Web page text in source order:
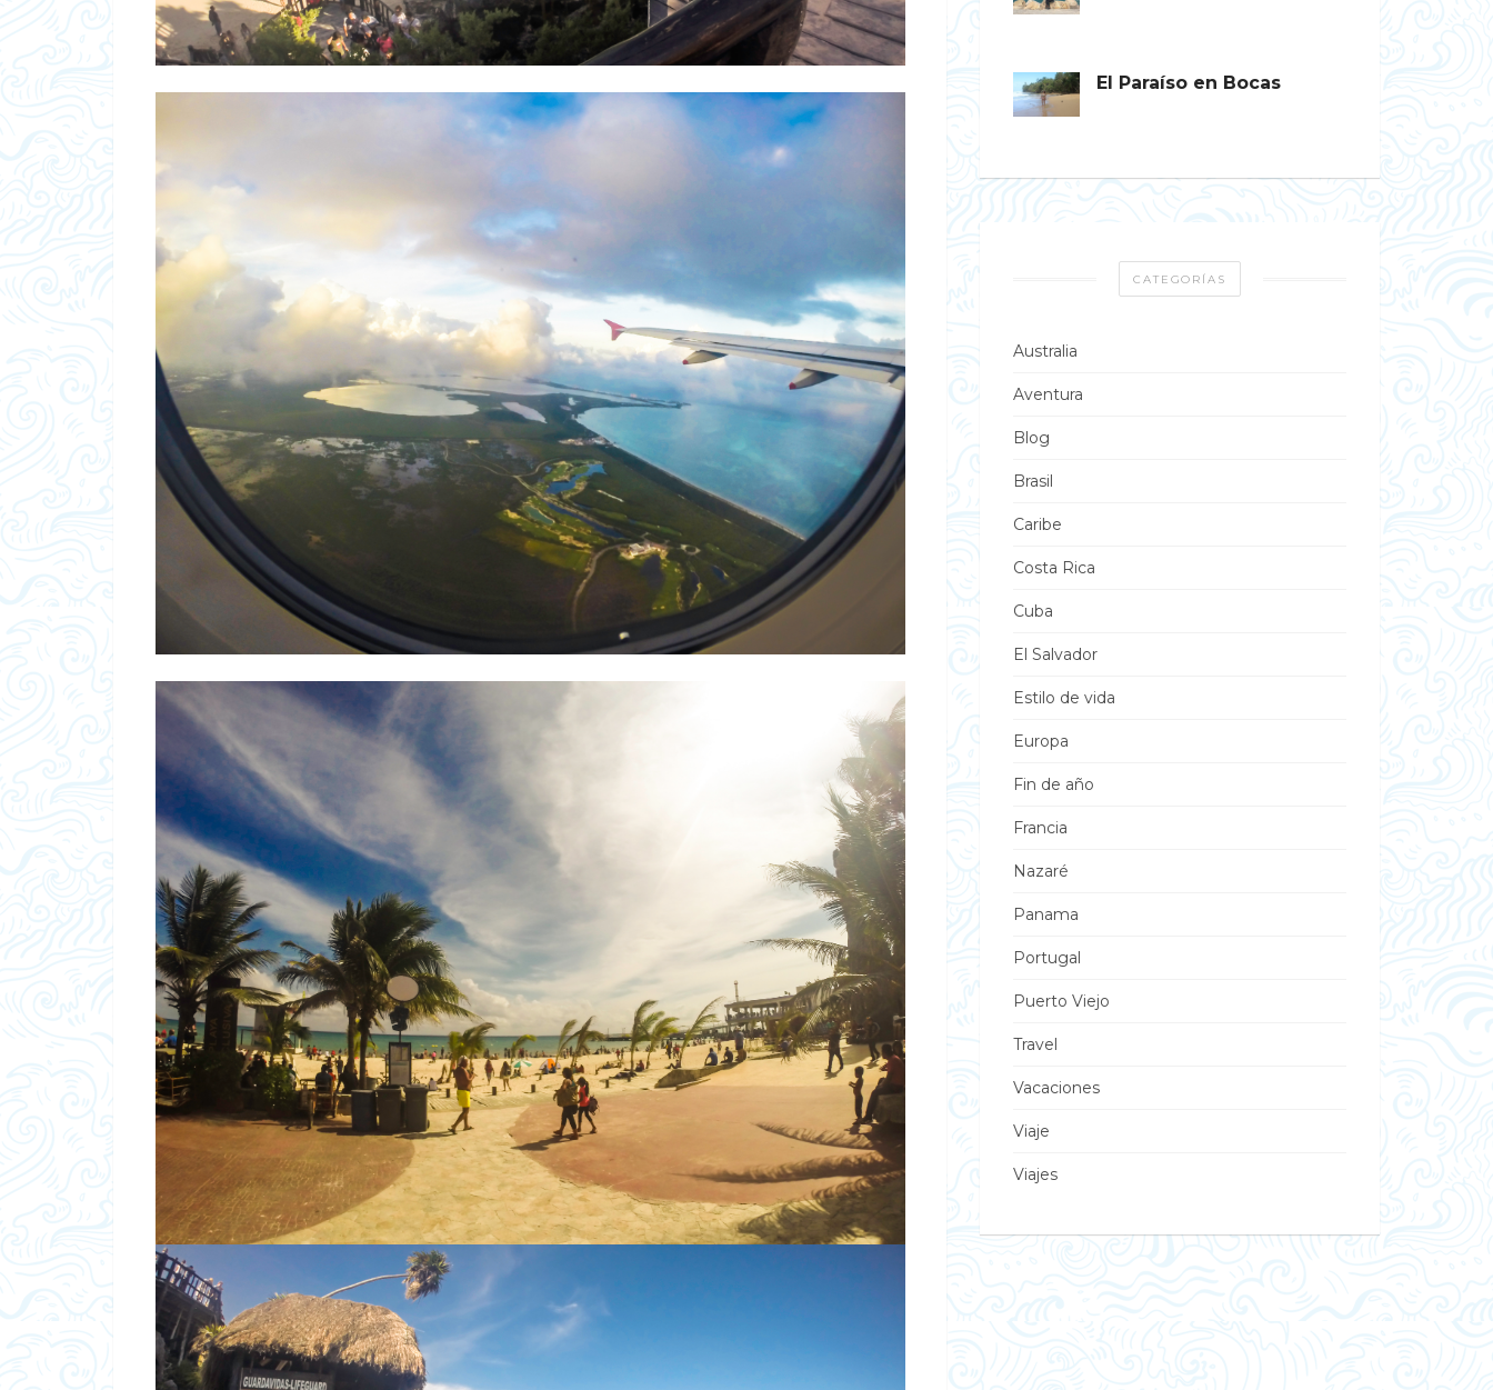
El Paraíso en Bocas
CATEGORÍAS
Australia
Aventura
Blog
Brasil
Caribe
Costa Rica
Cuba
El Salvador
Estilo de vida
Europa
Fin de año
Francia
Nazaré
Panama
Portugal
Puerto Viejo
Travel
Vacaciones
Viaje
Viajes